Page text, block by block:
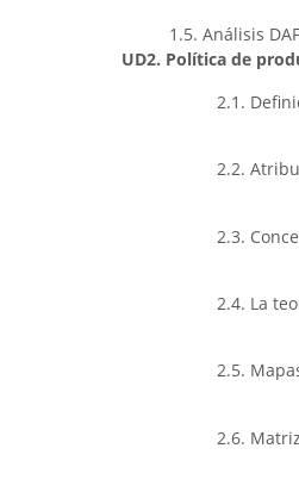
1.5. Análisis
UD2. Política de
2.1.
2.2.
2.3.
2.4. La
2.5.
2.6.